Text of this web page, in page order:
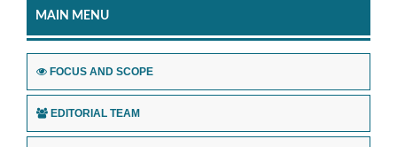
MAIN MENU
FOCUS AND SCOPE
EDITORIAL TEAM